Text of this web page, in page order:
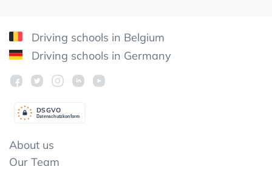
Driving schools in Belgium
Driving schools in Germany
Datenschutzkonform
DSGVO
About us
Our Team